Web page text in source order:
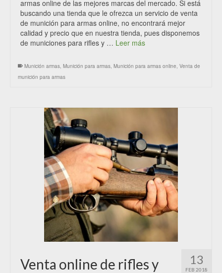
armas online de las mejores marcas del mercado. Si está
buscando una tienda que le ofrezca un servicio de venta
de munición para armas online, no encontrará mejor
calidad y precio que en nuestra tienda, pues disponemos
de municiones para rifles y … Leer más
Munición armas, Munición para armas, Munición para armas online, Venta de
munición para armas
13
FEB 2018
Venta online de rifles y